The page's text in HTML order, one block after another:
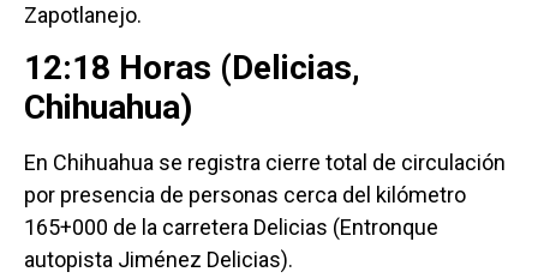
Zapotlanejo.
12:18 Horas (Delicias,
Chihuahua)
En Chihuahua se registra cierre total de circulación
por presencia de personas cerca del kilómetro
165+000 de la carretera Delicias (Entronque
autopista Jiménez Delicias).